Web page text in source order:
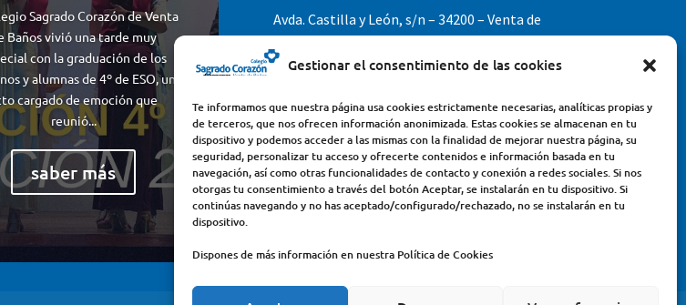
Gestionar el consentimiento de las cookies
Te informamos que nuestra página usa cookies estrictamente necesarias, analíticas propias y
de terceros, que nos ofrecen información anonimizada. Estas cookies se almacenan en tu
dispositivo y podemos acceder a las mismas con la finalidad de mejorar nuestra página, su
seguridad, personalizar tu acceso y ofrecerte contenidos e información basada en tu
navegación, así como otras funcionalidades de contacto y conexión a redes sociales. Si nos
otorgas tu consentimiento a través del botón Aceptar, se instalarán en tu dispositivo. Si
continúas navegando y no has aceptado/configurado/rechazado, no se instalarán en tu
dispositivo.
Dispones de más información en nuestra Política de Cookies
Sagrado Corazón de Venta
Baños vivió una tarde muy
con la graduación de los
y alumnas de 4º de ESO, un
cargado de emoción que
reunió...
saber más
Avda. Castilla y León, s/n – 34200 – Venta de
Baños (Palencia) – Teléfono 979770649